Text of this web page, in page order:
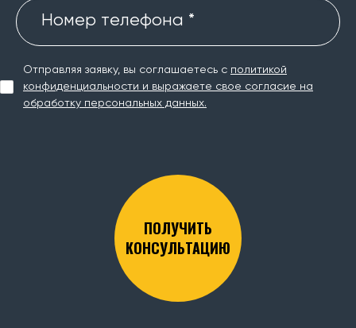
Номер телефона *
Отправляя заявку, вы соглашаетесь с политикой
конфиденциальности и выражаете свое согласие на
обработку персональных данных.
ПОЛУЧИТЬ
КОНСУЛЬТАЦИЮ